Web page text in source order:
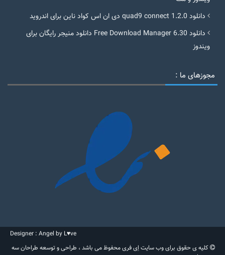
دانلود quad9 connect 1.2.0 دی ان اس کواد ناین برای اندروید
دانلود Free Download Manager 6.30 دانلود منیجر رایگان برای
ویندوز
مجوزهای ما :
Designer : Angel by L♥ve
کلیه ی حقوق برای وب سایت اِی فری محفوظ می باشد ، طراحی و توسعه طراحان سه